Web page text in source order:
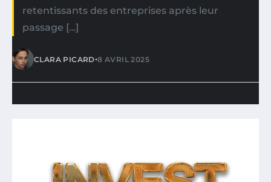
retentissants des entreprises après leur
passage […]
CLARA PICARD•8 AVRIL 2025